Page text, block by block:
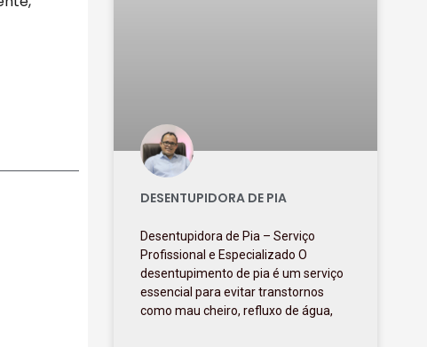
DESENTUPIDORA DE PIA
Desentupidora de Pia – Serviço
Profissional e Especializado O
desentupimento de pia é um serviço
essencial para evitar transtornos
como mau cheiro, refluxo de água,